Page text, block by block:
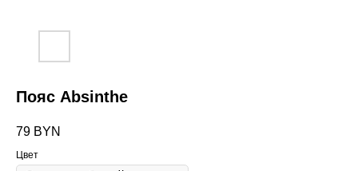
Пояс Absinthe
79 BYN
Цвет